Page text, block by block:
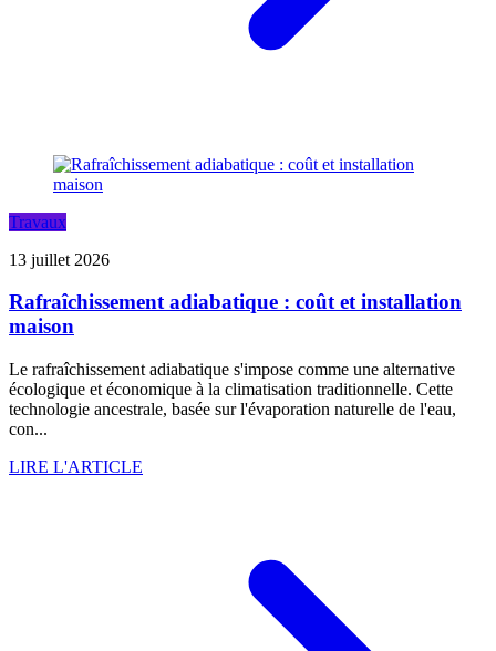
Travaux
13 juillet 2026
Rafraîchissement adiabatique : coût et installation
maison
Le rafraîchissement adiabatique s'impose comme une alternative
écologique et économique à la climatisation traditionnelle. Cette
technologie ancestrale, basée sur l'évaporation naturelle de l'eau,
con...
LIRE L'ARTICLE